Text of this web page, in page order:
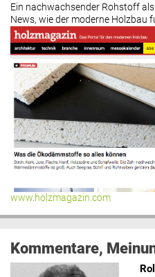
Ein nachwachsender Rohstoff
News, wie der moderne Holzbau
www.holzmagazin.com
Kommentare,